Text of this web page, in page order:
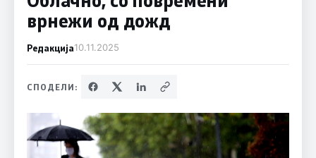
врнежи од дожд
Редакција10.11.2025
СПОДЕЛИ: